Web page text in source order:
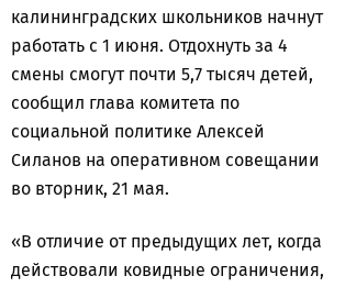
калининградских школьников начнут
работать с 1 июня. Отдохнуть за 4
смены смогут почти 5,7 тысяч детей,
сообщил глава комитета по
социальной политике Алексей
Силанов на оперативном совещании
во вторник, 21 мая.
«В отличие от предыдущих лет, когда
действовали ковидные ограничения,